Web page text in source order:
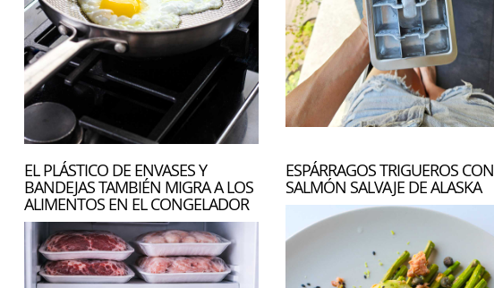
EL PLÁSTICO DE ENVASES Y
BANDEJAS TAMBIÉN MIGRA A LOS
ALIMENTOS EN EL CONGELADOR
ESPÁRRAGOS TRIGUEROS CON
SALMÓN SALVAJE DE ALASKA